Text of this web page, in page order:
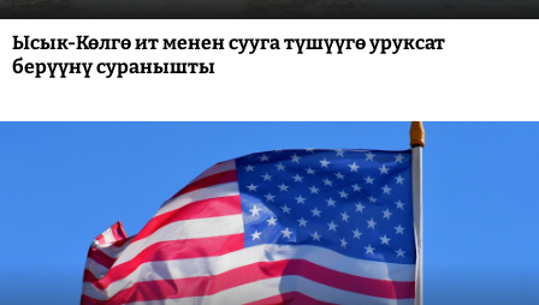
Ысык-Көлгө ит менен сууга түшүүгө уруксат
берүүнү суранышты